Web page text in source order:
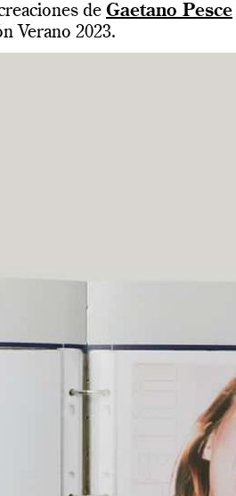
de Gaetano Pesce
Verano 2023.